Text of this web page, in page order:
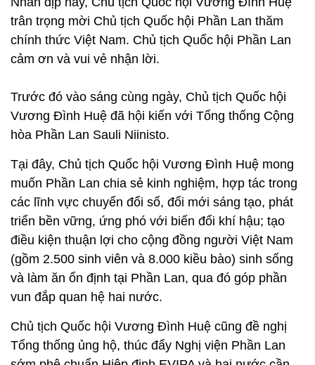
Vương Đình Huệ đã hội kiến với Tổng thống Cộng
hòa Phần Lan Sauli Niinisto.
Tại đây, Chủ tịch Quốc hội Vương Đình Huệ mong
các lĩnh vực chuyển đổi số, đổi mới sáng tạo, phát
triển bền vững, ứng phó với biến đổi khí hậu; tạo
điều kiện thuận lợi cho cộng đồng người Việt Nam
(gồm 2.500 sinh viên và 8.000 kiều bào) sinh sống
và làm ăn ổn định tại Phần Lan, qua đó góp phần
vun đắp quan hệ hai nước.
Chủ tịch Quốc hội Vương Đình Huệ cũng đề nghị
Tổng thống ủng hộ, thúc đẩy Nghị viện Phần Lan
sớm phê chuẩn Hiệp định EVIPA và hai nước cần
có những bước đi cụ thể để tận dụng tối đa các cơ
hội và lợi thế mang lại từ các hiệp định này...
Thu Hằng
Chủ tịch Quốc hội Vương Đình Huệ